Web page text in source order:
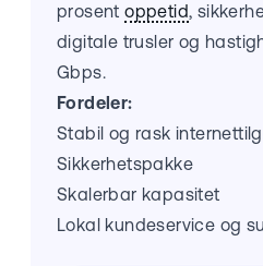
prosentoppetid,
digitale trusler og
Gbps.
Fordeler:
Stabil og rask
Sikkerhetspakke
Skalerbar kapasitet
Lokal kundeservice og